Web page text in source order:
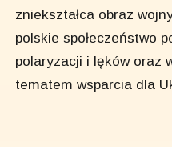
zniekształca obraz
polskie społeczeństwo
polaryzacji i lęków oraz
tematem wsparcia dla